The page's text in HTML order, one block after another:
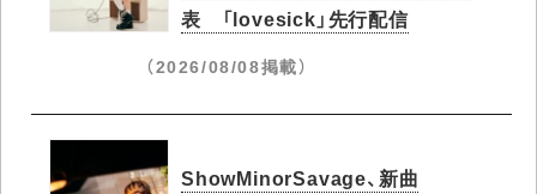
表 「lovesick」先行配信
（2026/08/08掲載）
ShowMinorSavage、新曲